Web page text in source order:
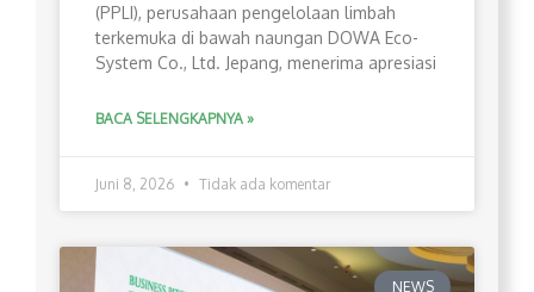
(PPLI), perusahaan pengelolaan limbah
terkemuka di bawah naungan DOWA Eco-
System Co., Ltd. Jepang, menerima apresiasi
BACA SELENGKAPNYA »
Juni 8, 2026 Tidak ada komentar
NEWS